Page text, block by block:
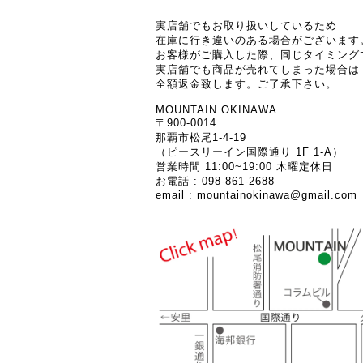
実店舗でもお取り扱いしているため
在庫に行き違いのある場合がございます
お客様がご購入した際、同じタイミング
実店舗でも商品が売れてしまった場合は
全額返金致します。ご了承下さい。
MOUNTAIN OKINAWA
〒900-0014
那覇市松尾1-4-19
（ピースリーイン国際通り 1F 1-A）
営業時間 11:00~19:00 木曜定休日
お電話 : 098-861-2688
email : mountainokinawa@gmail.com